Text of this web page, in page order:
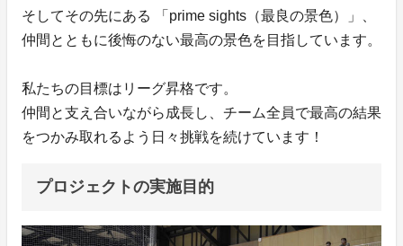
そしてその先にある 「prime sights（最良の景色）」、
仲間とともに後悔のない最高の景色を目指しています。
私たちの目標はリーグ昇格です。
仲間と支え合いながら成長し、チーム全員で最高の結果
をつかみ取れるよう日々挑戦を続けています！
プロジェクトの実施目的